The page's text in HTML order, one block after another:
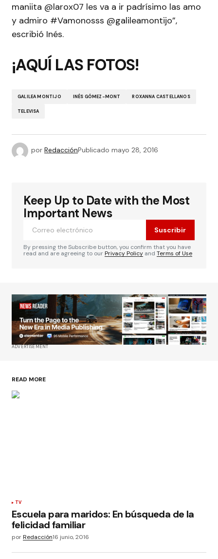
maniita @larox07 les va a ir padrísimo las amo
y admiro #Vamonosss @galileamontijo”,
escribió Inés.
¡AQUÍ LAS FOTOS!
GALILEA MONTIJO INÉS GÓMEZ-MONT ROXANNA CASTELLANOS
TELEVISA
por RedacciónPublicado mayo 28, 2016
Keep Up to Date with the Most
Important News
Suscribir
By pressing the Subscribe button, you confirm that you have
read and are agreeing to ourPrivacy Policy and Terms of Use
ADVERTISEMENT
READ MORE
TV
Escuela para maridos: En búsqueda de la
felicidad familiar
porRedacción16 junio, 2016